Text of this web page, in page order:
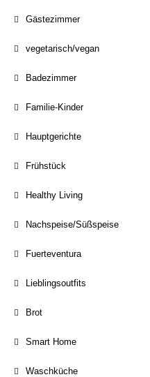
Gästezimmer
vegetarisch/vegan
Badezimmer
Familie-Kinder
Hauptgerichte
Frühstück
Healthy Living
Nachspeise/Süßspeise
Fuerteventura
Lieblingsoutfits
Brot
Smart Home
Waschküche